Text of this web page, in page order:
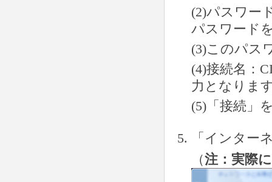
(2)パスワー
パスワード
(3)このパス
(4)接続名：
力となりま
(5)「接続」
「インター
（注：実際